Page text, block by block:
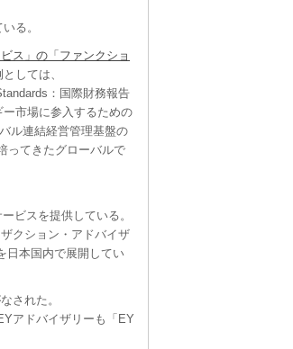
る。
ビス」の「ファンクショ
しては、
：国際財務報告
市場に参入するための
ル連結経営管理基盤の
ってきたグローバルで
ビスを提供している。
クション・アドバイザ
日本国内で展開してい
された。
アドバイザリーも「EY